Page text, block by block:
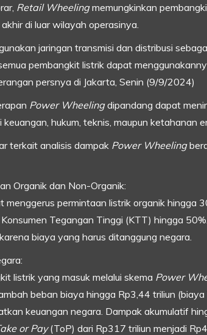
Retail Wheelingmemungkinkan
di luar wilayah operasinya.
jaringan transmisi dan distribusi
pembangkit listrik dapat
persnya di Jakarta, Senin (9/9/2024)
Power Wheelingdipandang dapat
hukum, teknis, maupun ketahanan
terkait analisis dampak Power Wheeling
Organik dan Non-Organik:
menggerus permintaan listrik organik hingga
Tegangan Tinggi (KTT) hingga
biaya yang harus ditanggung negara.
listrik yang masuk melalui skema Power
beban biaya hingga Rp3,44 triliun
keuangan negara. Dampak akumulatif
or Pay(ToP) dari Rp317 triliun menjadi